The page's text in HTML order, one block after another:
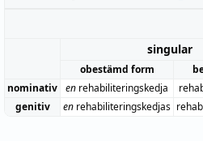
singular
obestämd form
nominativ en rehabiliteringskedja
genitiv
en rehabiliteringskedjas